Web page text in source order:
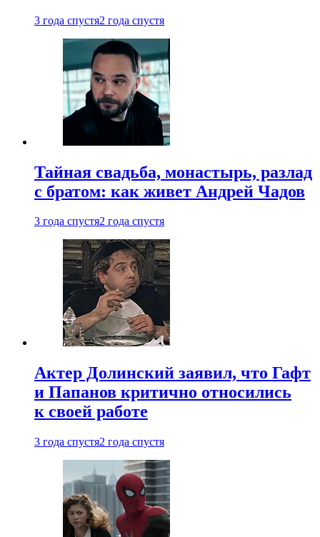
3 года спустя2 года спустя
Тайная свадьба, монастырь, разлад
с братом: как живет Андрей Чадов
3 года спустя2 года спустя
Актер Долинский заявил, что Гафт
и Папанов критично относились
к своей работе
3 года спустя2 года спустя